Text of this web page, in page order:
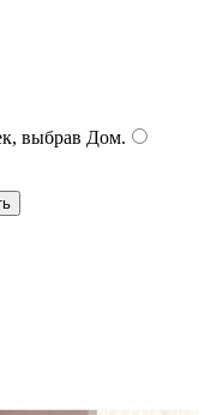
выбрав Дом.